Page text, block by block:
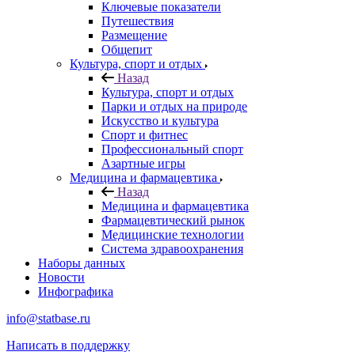
Ключевые показатели
Путешествия
Размещение
Общепит
Культура, спорт и отдых
Назад
Культура, спорт и отдых
Парки и отдых на природе
Искусство и культура
Спорт и фитнес
Профессиональный спорт
Азартные игры
Медицина и фармацевтика
Назад
Медицина и фармацевтика
Фармацевтический рынок
Медицинские технологии
Система здравоохранения
Наборы данных
Новости
Инфографика
info@statbase.ru
Написать в поддержку